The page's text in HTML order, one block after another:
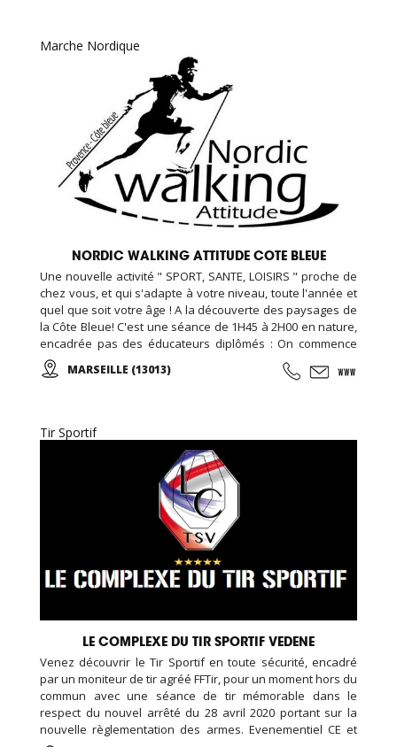
Marche Nordique
NORDIC WALKING ATTITUDE COTE BLEUE
Une nouvelle activité " SPORT, SANTE, LOISIRS " proche de
chez vous, et qui s'adapte à votre niveau, toute l'année et
quel que soit votre âge ! A la découverte des paysages de
la Côte Bleue! C'est une séance de 1H45 à 2H00 en nature,
encadrée pas des éducateurs diplômés : On commence
par un échauffement musculaire et articulaire, puis place à
la marche et sa technique en alternant des phases plus
MARSEILLE (13013)
Tir Sportif
LE COMPLEXE DU TIR SPORTIF VEDENE
Venez découvrir le Tir Sportif en toute sécurité, encadré
par un moniteur de tir agréé FFTir, pour un moment hors du
commun avec une séance de tir mémorable dans le
respect du nouvel arrêté du 28 avril 2020 portant sur la
nouvelle règlementation des armes. Evenementiel CE et